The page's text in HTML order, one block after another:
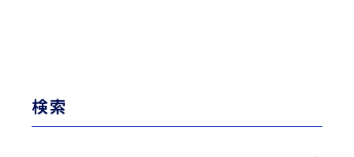
検索